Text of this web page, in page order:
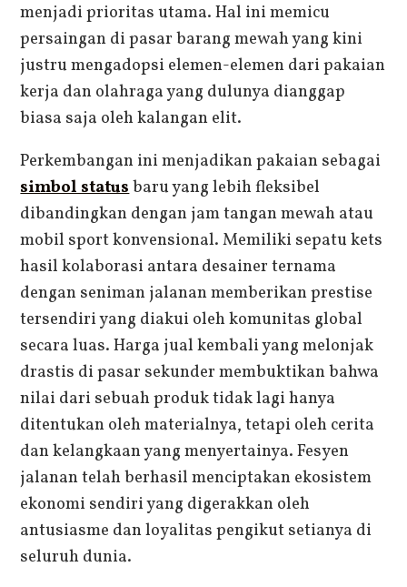
menjadi prioritas utama. Hal ini memicu
persaingan di pasar barang mewah yang kini
justru mengadopsi elemen-elemen dari pakaian
kerja dan olahraga yang dulunya dianggap
biasa saja oleh kalangan elit.
Perkembangan ini menjadikan pakaian sebagai
simbol statusbaru yang lebih fleksibel
dibandingkan dengan jam tangan mewah atau
mobil sport konvensional. Memiliki sepatu kets
hasil kolaborasi antara desainer ternama
dengan seniman jalanan memberikan prestise
tersendiri yang diakui oleh komunitas global
secara luas. Harga jual kembali yang melonjak
drastis di pasar sekunder membuktikan bahwa
nilai dari sebuah produk tidak lagi hanya
ditentukan oleh materialnya, tetapi oleh cerita
dan kelangkaan yang menyertainya. Fesyen
jalanan telah berhasil menciptakan ekosistem
ekonomi sendiri yang digerakkan oleh
antusiasme dan loyalitas pengikut setianya di
seluruh dunia.